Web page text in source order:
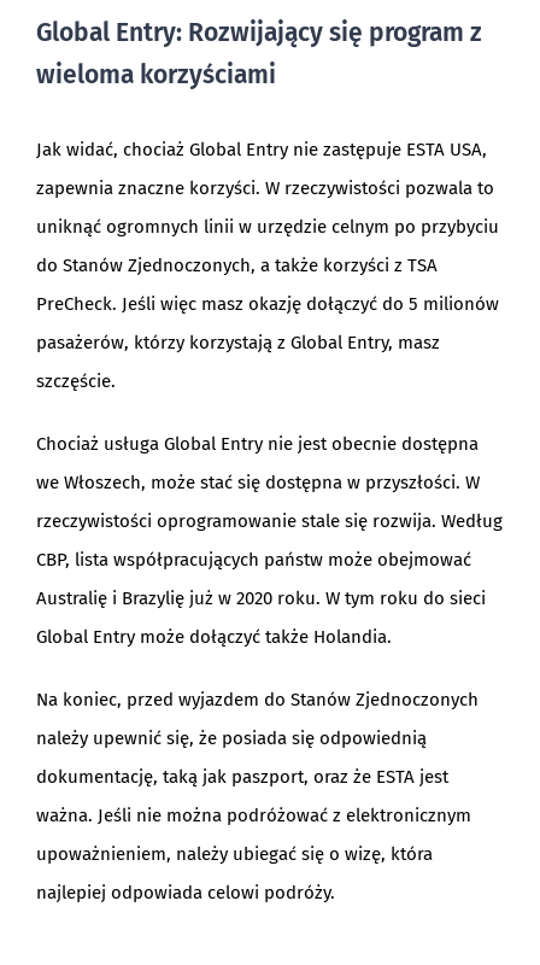
Global Entry: Rozwijający się program z
wieloma korzyściami
Jak widać, chociaż Global Entry nie zastępuje ESTA USA,
zapewnia znaczne korzyści. W rzeczywistości pozwala to
uniknąć ogromnych linii w urzędzie celnym po przybyciu
do Stanów Zjednoczonych, a także korzyści z TSA
PreCheck. Jeśli więc masz okazję dołączyć do 5 milionów
pasażerów, którzy korzystają z Global Entry, masz
szczęście.
Chociaż usługa Global Entry nie jest obecnie dostępna
we Włoszech, może stać się dostępna w przyszłości. W
rzeczywistości oprogramowanie stale się rozwija. Według
CBP, lista współpracujących państw może obejmować
Australię i Brazylię już w 2020 roku. W tym roku do sieci
Global Entry może dołączyć także Holandia.
Na koniec, przed wyjazdem do Stanów Zjednoczonych
należy upewnić się, że posiada się odpowiednią
dokumentację, taką jak paszport, oraz że ESTA jest
ważna. Jeśli nie można podróżować z elektronicznym
upoważnieniem, należy ubiegać się o wizę, która
najlepiej odpowiada celowi podróży.